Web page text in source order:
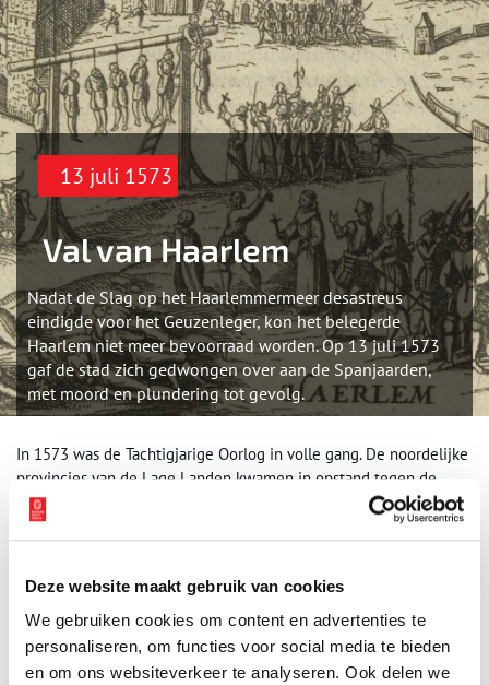
Deze website maakt gebruik van cookies
We gebruiken cookies om content en advertenties te
personaliseren, om functies voor social media te bieden
en om ons websiteverkeer te analyseren. Ook delen we
13 juli 1573
Val van Haarlem
Nadat de Slag op het Haarlemmermeer desastreus
eindigde voor het Geuzenleger, kon het belegerde
Haarlem niet meer bevoorraad worden. Op 13 juli 1573
gaf de stad zich gedwongen over aan de Spanjaarden,
met moord en plundering tot gevolg.
In 1573 was de Tachtigjarige Oorlog in volle gang. De noordelijke
provincies van de Lage Landen kwamen in opstand tegen de
Spaanse overheersing. Onder leiding van Willem van Oranje werd
een groot Geuzenleger gevormd. In mei 1573 kwamen de Geuzen
probeerden het beleg te breken. Haarlem werd op dat moment
over het water bevoorraad, want de weilanden aan de zijkant van
de stad waren onder water gezet. Als de Spanjaarden deze
waterweg zouden blokkeren, zou Haarlem zich wel moeten